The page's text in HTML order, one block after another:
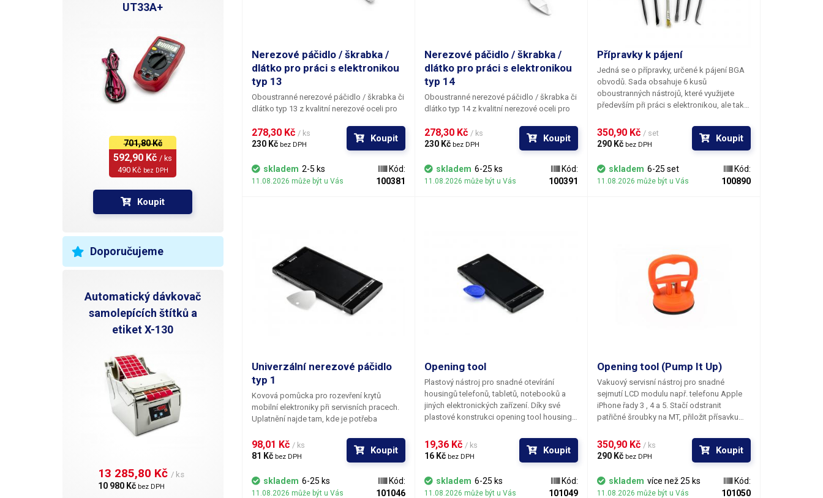
UT33A+
701,80 Kč
592,90 Kč / ks
490 Kč bez DPH
Koupit
Doporučujeme
Automatický dávkovač
samolepících štítků a
etiket X-130
13 285,80 Kč / ks
10 980 Kč bez DPH
Nerezové páčidlo / škrabka /
dlátko pro práci s elektronikou
typ 13
Oboustranné nerezové páčidlo / škrabka či
dlátko typ 13 z kvalitní nerezové oceli pro
housingů telefonů a šasi zařízení, opravy
displejů - touchscreenů, podebírání flex
cínem ucpaných děr v PCB při opravách
elektroniky, k aplikaci flux past, pozicování
past, tmelů, a další aplikace, kde najdou
uplatnění jemné nástroje. Vhodné pro práci
pod mikroskopem. Materiál: nerez ocel,
nemagnetická (možno zmagnetizovat)
Délka: 166mm
278,30 Kč / ks
230 Kč bez DPH
Koupit
skladem 2-5 ks
11.08.2026 může být u Vás
Kód:
100381
Nerezové páčidlo / škrabka /
dlátko pro práci s elektronikou
typ 14
Oboustranné nerezové páčidlo / škrabka či
dlátko typ 14z kvalitní nerezové oceli pro
housingů telefonů a šasi zařízení, opravy
displejů - touchscreenů, podebírání flex
flux past, pozicování SMD při reworku
apod. Nástroj najde uplatnění také v jiných
mikroskopem. Materiál: nerez ocel,
nemagnetická (možno zmagnetizovat)
Délka: 170mm
278,30 Kč / ks
230 Kč bez DPH
Koupit
skladem 6-25 ks
11.08.2026 může být u Vás
Kód:
100391
Přípravky k pájení
Jedná se o přípravky, určené k pájení BGA
obvodů. Sada obsahuje 6 kusů
oboustranných nástrojů, které využijete
především při práci s elektronikou, ale také
mechanikou. Sada obsahuje: jehly, kovové
štětečky, háčky, hroty o ruzném zakončení
350,90 Kč / set
290 Kč bez DPH
Koupit
skladem 6-25 set
11.08.2026 může být u Vás
Kód:
100890
Univerzální nerezové páčidlo
typ 1
Kovová pomůcka pro rozevření krytů
mobilní elektroniky při servisních pracech.
Uplatnění najde tam, kde je potřeba
schopno přenést páčidlo plastové. Byť je
tloušťka trsátka pouhých 0,27 mm,
nepořežete se o něj. Hrany jsou dokonale
zaobleny tak, aby plnilo svůj účel -
neškrábat, neřezat, ale páčit.
98,01 Kč / ks
81 Kč bez DPH
Koupit
skladem 6-25 ks
11.08.2026 může být u Vás
Kód:
101046
Opening tool
Plastový nástroj pro snadné otevírání
housingů telefonů, tabletů, notebooků a
jiných elektronických zařízení. Díky své
plastové konstrukci opening tool housing
zásob. 1ks
19,36 Kč / ks
16 Kč bez DPH
Koupit
skladem 6-25 ks
11.08.2026 může být u Vás
Kód:
101049
Opening tool (Pump It Up)
Vakuový servisní nástroj pro snadné
sejmutí LCD modulu např. telefonu Apple
iPhone řady 3 , 4 a 5. Stačí odstranit
patřičné šroubky na MT, přiložit přísavku
gumová styčná plocha přísavky zajistí
pevné spojení se sklem a umožní její
snadné odlepení od šasi telefonu. Odpadá
zdlouhavé a pracné páčení přes hranu
housingu; navíc je minimalizováno
350,90 Kč / ks
290 Kč bez DPH
Koupit
skladem více než 25 ks
11.08.2026 může být u Vás
Kód:
101050